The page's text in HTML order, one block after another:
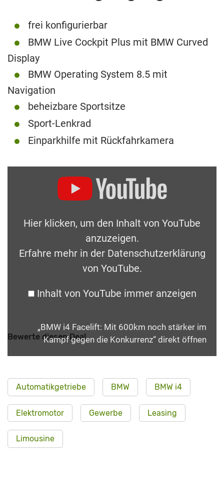
frei konfigurierbar
BMW Live Cockpit Plus mit BMW Curved
Display
BMW Operating System 8.5 mit
Navigation
beheizbare Sportsitze
Sport-Lenkrad
Einparkhilfe mit Rückfahrkamera
Hier klicken, um den Inhalt von YouTube
anzuzeigen.
Erfahre mehr in der Datenschutzerklärung
von YouTube.
Inhalt von YouTube immer anzeigen
„BMW i4 Facelift: Mit 600km noch stärker im
Kampf gegen die Konkurrenz“ direkt öffnen
Bewerte diesen Deal
Automatikgetriebe BMW BMW i4
Elektromotor Gewerbe Leasing
Limousine